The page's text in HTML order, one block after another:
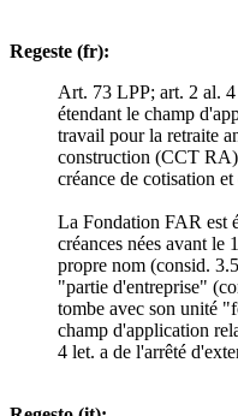
Regeste (fr):
Art. 73 LPP; art. 2 al.
étendant le champ
travail pour la retraite
construction (CCT
créance de cotisation et
La Fondation FAR est
créances nées avant le
propre nom (consid.
"partie d'entreprise"
tombe avec son unité
champ d'application
4 let. a de l'arrêté